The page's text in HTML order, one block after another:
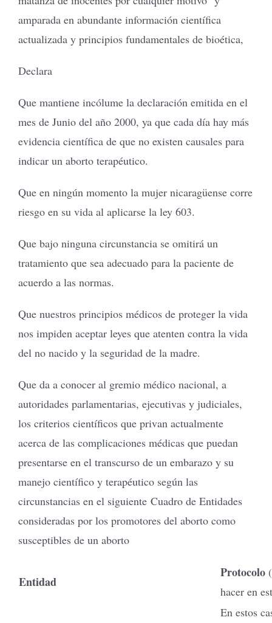
amparada en abundante información científica
actualizada y principios fundamentales de bioética,
Declara
Que mantiene incólume la declaración emitida en el
mes de Junio del año 2000, ya que cada día hay más
evidencia científica de que no existen causales para
indicar un aborto terapéutico.
Que en ningún momento la mujer nicaragüense corre
riesgo en su vida al aplicarse la ley 603.
Que bajo ninguna circunstancia se omitirá un
tratamiento que sea adecuado para la paciente de
acuerdo a las normas.
Que nuestros principios médicos de proteger la vida
nos impiden aceptar leyes que atenten contra la vida
del no nacido y la seguridad de la madre.
Que da a conocer al gremio médico nacional, a
autoridades parlamentarias, ejecutivas y judiciales,
los criterios científicos que privan actualmente
acerca de las complicaciones médicas que puedan
presentarse en el transcurso de un embarazo y su
manejo científico y terapéutico según las
circunstancias en el siguiente Cuadro de Entidades
consideradas por los promotores del aborto como
susceptibles de un aborto
Entidad
Protocolo
hacer en
En estos